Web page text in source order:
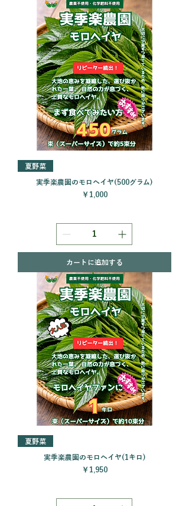
夏野菜
実季楽農園のモロヘイヤ(500グラム)
価格
￥1,000
カートに追加する
夏野菜
実季楽農園のモロヘイヤ(1キロ)
価格
￥1,950